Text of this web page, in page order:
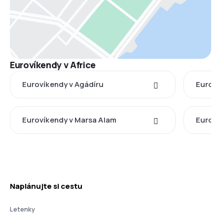
Eurovíkendy v Africe
Eurovíkendy v Agádíru
Eurovíkendy v Marsa Alam
Naplánujte si cestu
Letenky